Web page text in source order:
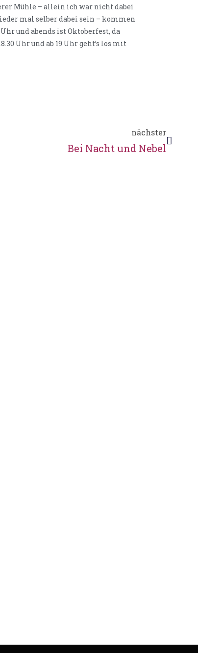
Mühle – allein ich war nicht dabei
mal selber dabei sein – kommen
und abends ist Oktoberfest, da
Uhr und ab 19 Uhr geht’s los mit
nächster
Bei Nacht und Nebel